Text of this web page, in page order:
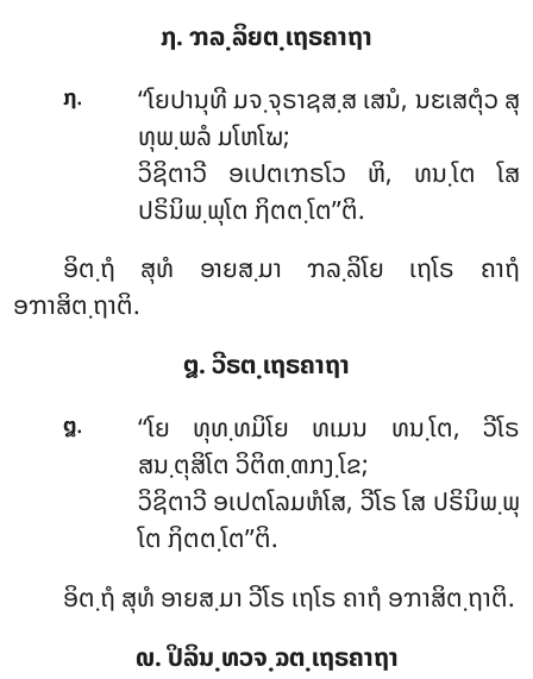
໗. ຠລ຺ລິຍຕ຺ເຖຣຄາຖາ
໗. ‘‘ໂຍປານຸທີມຈ຺ຈຸຣາຊສ຺ສ ເສນໍ, ນຬເສຕຸໍວ ສຸ
ທຸພ຺ພລໍ ມໂຫໂຆ;
ວິຊິຕາວີ ອເປຕເຠຣໂວ ຫິ, ທນ຺ໂຕ ໂສ
ປຣິນິພ຺ພຸໂຕ ຐິຕຕ຺ໂຕ’’ຕິ.
ອິຕ຺ຖໍ ສຸທໍ ອາຍສ຺ມາ ຠລ຺ລິໂຍ ເຖໂຣ ຄາຖໍ
ອຠາສິຕ຺ຖາຕິ.
໘. ວີຣຕ຺ເຖຣຄາຖາ
໘.
‘‘ໂຍ ທຸທ຺ທມິໂຍ ທເມນ ທນ຺ໂຕ, ວີໂຣ
ສນ຺ຕຸສິໂຕ ວິຕິຓ຺ຓກງ຺ໂຂ;
ວິຊິຕາວີ ອເປຕໂລມຫໍໂສ, ວີໂຣ ໂສ ປຣິນິພ຺ພຸ
ໂຕ ຐິຕຕ຺ໂຕ’’ຕິ.
ອິຕ຺ຖໍ ສຸທໍ ອາຍສ຺ມາ ວີໂຣ ເຖໂຣ ຄາຖໍ ອຠາສິຕ຺ຖາຕິ.
໙. ປິລິນ຺ທວຈ຺ຉຕ຺ເຖຣຄາຖາ